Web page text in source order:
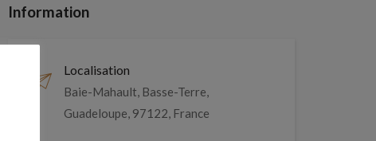
Information
Localisation
Baie-Mahault, Basse-Terre,
Guadeloupe, 97122, France